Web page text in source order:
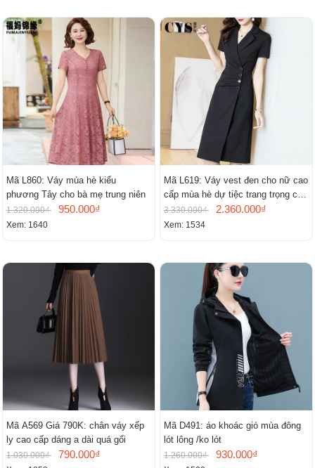
Mã L860: Váy mùa hè kiểu
phương Tây cho bà mẹ trung niên
1.320.000₫ 950.000₫
Xem: 1640
Mã L619: Váy vest đen cho nữ cao
cấp mùa hè dự tiệc trang trọng cao
cấp
3.330.000₫ 2.360.000₫
Xem: 1534
Mã A569 Giá 790K: chân váy xếp
ly cao cấp dáng a dài quá gối
1.030.000₫ 790.000₫
Mã D491: áo khoác gió mùa đông
lót lông /ko lót
1.260.000₫ 930.000₫